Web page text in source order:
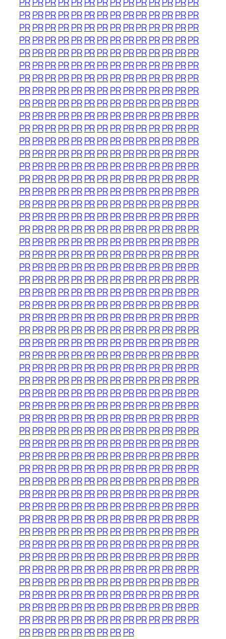
PRPRPRPRPR PRPRPRPRPRPRPR PRPR
PRPRPRPRPR PRPRPRPRPRPRPR PRPR
PRPRPRPRPR PRPRPRPRPRPRPR PRPR
PRPRPRPRPR PRPRPRPRPRPRPR PRPR
PRPRPRPRPR PRPRPRPRPRPRPR PRPR
PRPRPRPRPR PRPRPRPRPRPRPR PRPR
PRPRPRPRPR PRPRPRPRPRPRPR PRPR
PRPRPRPRPR PRPRPRPRPRPRPR PRPR
PRPRPRPRPR PRPRPRPRPRPRPR PRPR
PRPRPRPRPR PRPRPRPRPRPRPR PRPR
PRPRPRPRPR PRPRPRPRPRPRPR PRPR
PRPRPRPRPR PRPRPRPRPRPRPR PRPR
PRPRPRPRPR PRPRPRPRPRPRPR PRPR
PRPRPRPRPR PRPRPRPRPRPRPR PRPR
PRPRPRPRPR PRPRPRPRPRPRPR PRPR
PRPRPRPRPR PRPRPRPRPRPRPR PRPR
PRPRPRPRPR PRPRPRPRPRPRPR PRPR
PRPRPRPRPR PRPRPRPRPRPRPR PRPR
PRPRPRPRPR PRPRPRPRPRPRPR PRPR
PRPRPRPRPR PRPRPRPRPRPRPR PRPR
PRPRPRPRPR PRPRPRPRPRPRPR PRPR
PRPRPRPRPR PRPRPRPRPRPRPR PRPR
PRPRPRPRPR PRPRPRPRPRPRPR PRPR
PRPRPRPRPR PRPRPRPRPRPRPR PRPR
PRPRPRPRPR PRPRPRPRPRPRPR PRPR
PRPRPRPRPR PRPRPRPRPRPRPR PRPR
PRPRPRPRPR PRPRPRPRPRPRPR PRPR
PRPRPRPRPR PRPRPRPRPRPRPR PRPR
PRPRPRPRPR PRPRPRPRPRPRPR PRPR
PRPRPRPRPR PRPRPRPRPRPRPR PRPR
PRPRPRPRPR PRPRPRPRPRPRPR PRPR
PRPRPRPRPR PRPRPRPRPRPRPR PRPR
PRPRPRPRPR PRPRPRPRPRPRPR PRPR
PRPRPRPRPR PRPRPRPRPRPRPR PRPR
PRPRPRPRPR PRPRPRPRPRPRPR PRPR
PRPRPRPRPR PRPRPRPRPRPRPR PRPR
PRPRPRPRPR PRPRPRPRPRPRPR PRPR
PRPRPRPRPR PRPRPRPRPRPRPR PRPR
PRPRPRPRPR PRPRPRPRPRPRPR PRPR
PRPRPRPRPR PRPRPRPRPRPRPR PRPR
PRPRPRPRPR PRPRPRPRPRPRPR PRPR
PRPRPRPRPR PRPRPRPRPRPRPR PRPR
PRPRPRPRPR PRPRPRPRPRPRPR PRPR
PRPRPRPRPR PRPRPRPRPRPRPR PRPR
PRPRPRPRPR PRPRPRPRPRPRPR PRPR
PRPRPRPRPR PRPRPRPRPRPRPR PRPR
PRPRPRPRPR PRPRPRPRPRPRPR PRPR
PRPRPRPRPR PRPRPRPRPRPRPR PRPR
PRPRPRPRPR PRPRPRPRPRPRPR PRPR
PRPRPRPRPR PRPRPRPR